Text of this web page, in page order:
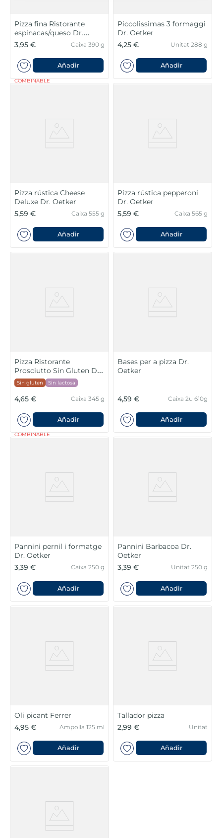
Pizza fina Ristorante
espinacas/queso Dr.
Oetker
3,95 €
COMBINABLE
Caixa 390 g
Añadir
Piccolissimas 3 formaggi
Dr. Oetker
4,25 €
Unitat 288 g
Añadir
Pizza rústica Cheese
Deluxe Dr. Oetker
5,59 €
Caixa 555 g
Añadir
Pizza rústica pepperoni
Dr. Oetker
5,59 €
Caixa 565 g
Añadir
Pizza Ristorante
Prosciutto Sin Gluten Dr.
Oetker
Sin gluten Sin lactosa
4,65 €
COMBINABLE
Caixa 345 g
Añadir
Bases per a pizza Dr.
Oetker
4,59 € Caixa 2u 610g
Añadir
Pannini pernil i formatge
Dr. Oetker
3,39 €
Caixa 250 g
Añadir
Pannini Barbacoa Dr.
Oetker
3,39 €
Unitat 250 g
Añadir
Oli picant Ferrer
4,95 €
Ampolla 125 ml
Añadir
Tallador pizza
2,99 €
Unitat
Añadir